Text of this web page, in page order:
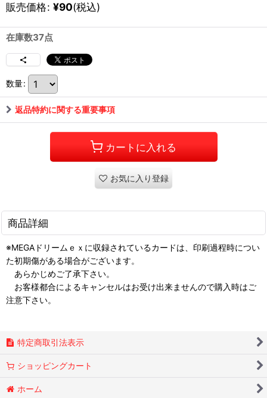
販売価格: ¥90(税込)
在庫数37点
数量:
返品特約に関する重要事項
カートに入れる
お気に入り登録
商品詳細
※MEGAドリームｅｘに収録されているカードは、印刷過程時につい
た初期傷がある場合がございます。
あらかじめご了承下さい。
お客様都合によるキャンセルはお受け出来ませんので購入時はご
注意下さい。
特定商取引法表示
ショッピングカート
ホーム